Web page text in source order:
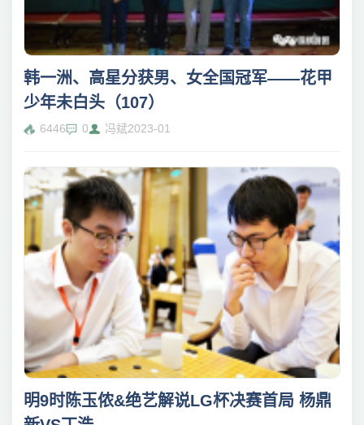
韩一洲、高星分获男、女全国冠军——花甲
少年未白头（107）
6446 0 冯斌2023-01
明9时陈玉侬&绝艺解说LG杯决赛首局 杨鼎